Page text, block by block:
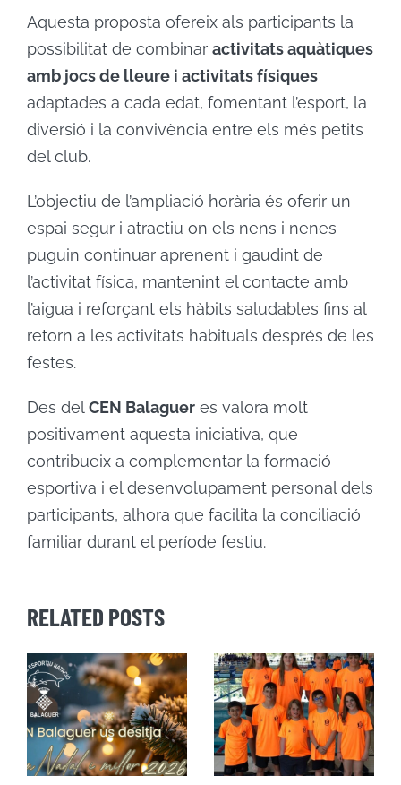
Aquesta proposta ofereix als participants la
possibilitat de combinar activitats aquàtiques
amb jocs de lleure i activitats físiques
adaptades a cada edat, fomentant l’esport, la
diversió i la convivència entre els més petits
del club.
L’objectiu de l’ampliació horària és oferir un
espai segur i atractiu on els nens i nenes
puguin continuar aprenent i gaudint de
l’activitat física, mantenint el contacte amb
l’aigua i reforçant els hàbits saludables fins al
retorn a les activitats habituals després de les
festes.
Des delCEN Balaguer es valora molt
positivament aquesta iniciativa, que
contribueix a complementar la formació
esportiva i el desenvolupament personal dels
participants, alhora que facilita la conciliació
familiar durant el període festiu.
RELATED POSTS